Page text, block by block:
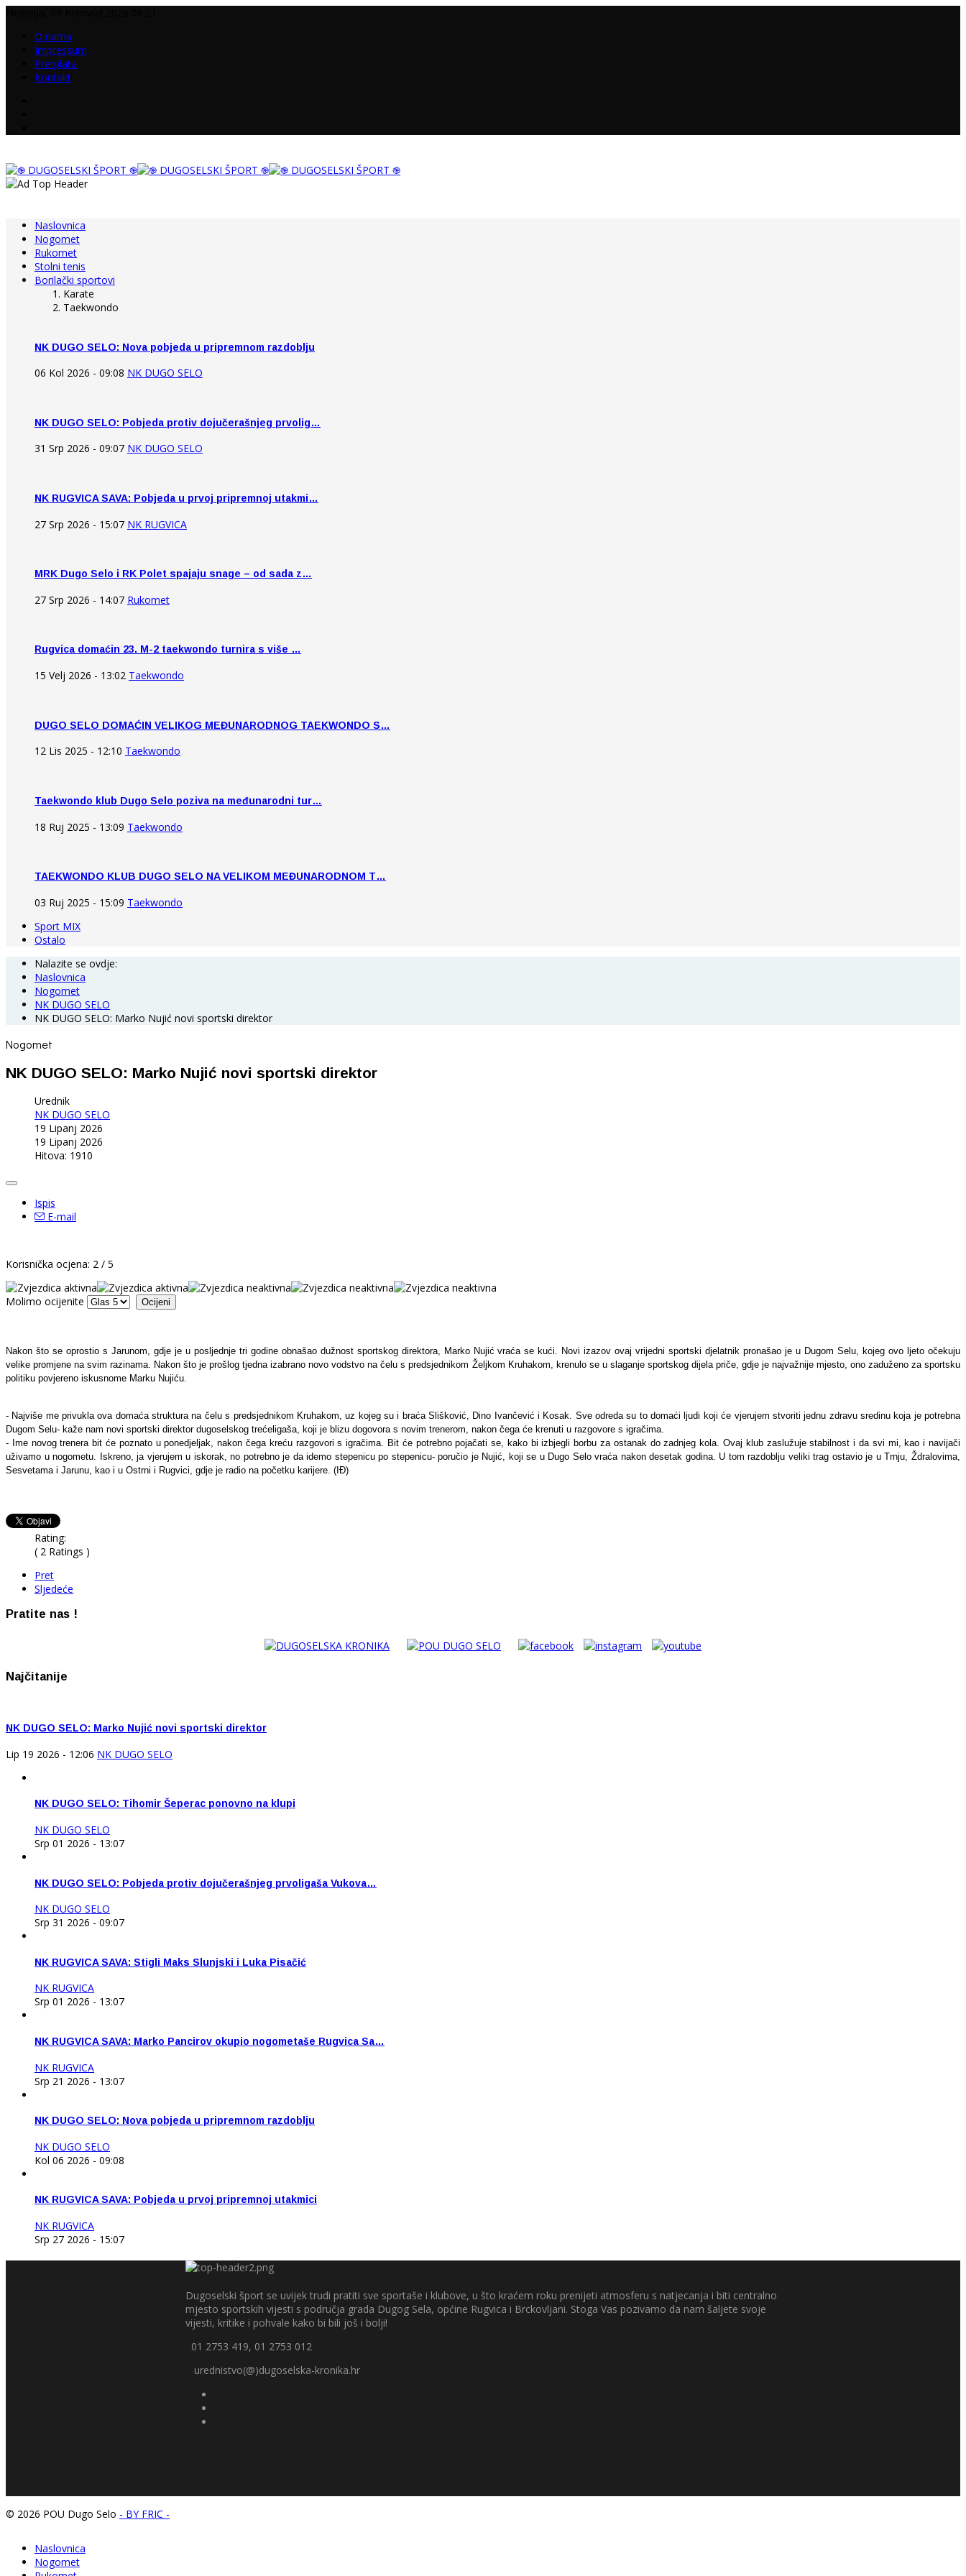
O nama
Impressum
Pretplata
Kontakt
Naslovnica
Nogomet
Rukomet
Stolni tenis
Borilački sportovi
Karate
Taekwondo
NK DUGO SELO: Nova pobjeda u pripremnom razdoblju
06 Kol 2026 - 09:08 NK DUGO SELO
NK DUGO SELO: Pobjeda protiv dojučerašnjeg prvolig…
31 Srp 2026 - 09:07 NK DUGO SELO
NK RUGVICA SAVA: Pobjeda u prvoj pripremnoj utakmi…
27 Srp 2026 - 15:07 NK RUGVICA
MRK Dugo Selo i RK Polet spajaju snage – od sada z…
27 Srp 2026 - 14:07 Rukomet
Rugvica domaćin 23. M-2 taekwondo turnira s više …
15 Velj 2026 - 13:02 Taekwondo
DUGO SELO DOMAĆIN VELIKOG MEĐUNARODNOG TAEKWONDO S…
12 Lis 2025 - 12:10 Taekwondo
Taekwondo klub Dugo Selo poziva na međunarodni tur…
18 Ruj 2025 - 13:09 Taekwondo
TAEKWONDO KLUB DUGO SELO NA VELIKOM MEĐUNARODNOM T…
03 Ruj 2025 - 15:09 Taekwondo
Sport MIX
Ostalo
Nalazite se ovdje:
Naslovnica
Nogomet
NK DUGO SELO
NK DUGO SELO: Marko Nujić novi sportski direktor
Nogomet
NK DUGO SELO: Marko Nujić novi sportski direktor
Urednik
NK DUGO SELO
19 Lipanj 2026
19 Lipanj 2026
Hitova: 1910
Ispis
E-mail
Korisnička ocjena: 2 / 5
Molimo ocijenite
Nakon što se oprostio s Jarunom, gdje je u posljednje tri godine obnašao dužnost sportskog direktora, Marko Nujić vraća se kući. Novi izazov ovaj vrijedni sportski djelatnik pronašao je u Dugom Selu, kojeg ovo ljeto očekuju
velike promjene na svim razinama. Nakon što je prošlog tjedna izabrano novo vodstvo na čelu s predsjednikom Željkom Kruhakom, krenulo se u slaganje sportskog dijela priče, gdje je najvažnije mjesto, ono zaduženo za sportsku
politiku povjereno iskusnome Marku Nujiću.
- Najviše me privukla ova domaća struktura na čelu s predsjednikom Kruhakom, uz kojeg su i braća Slišković, Dino Ivančević i Kosak. Sve odreda su to domaći ljudi koji će vjerujem stvoriti jednu zdravu sredinu koja je potrebna
Dugom Selu- kaže nam novi sportski direktor dugoselskog trećeligaša, koji je blizu dogovora s novim trenerom, nakon čega će krenuti u razgovore s igračima.
- Ime novog trenera bit će poznato u ponedjeljak, nakon čega kreću razgovori s igračima. Bit će potrebno pojačati se, kako bi izbjegli borbu za ostanak do zadnjeg kola. Ovaj klub zaslužuje stabilnost i da svi mi, kao i navijači
uživamo u nogometu. Iskreno, ja vjerujem u iskorak, no potrebno je da idemo stepenicu po stepenicu- poručio je Nujić, koji se u Dugo Selo vraća nakon desetak godina. U tom razdoblju veliki trag ostavio je u Trnju, Ždralovima,
Sesvetama i Jarunu, kao i u Ostrni i Rugvici, gdje je radio na početku karijere. (IĐ)
Rating:
( 2 Ratings )
Pret
Sljedeće
Pratite nas !
Najčitanije
NK DUGO SELO: Marko Nujić novi sportski direktor
Lip 19 2026 - 12:06 NK DUGO SELO
NK DUGO SELO: Tihomir Šeperac ponovno na klupi
NK DUGO SELO
Srp 01 2026 - 13:07
NK DUGO SELO: Pobjeda protiv dojučerašnjeg prvoligaša Vukova…
NK DUGO SELO
Srp 31 2026 - 09:07
NK RUGVICA SAVA: Stigli Maks Slunjski i Luka Pisačić
NK RUGVICA
Srp 01 2026 - 13:07
NK RUGVICA SAVA: Marko Pancirov okupio nogometaše Rugvica Sa…
NK RUGVICA
Srp 21 2026 - 13:07
NK DUGO SELO: Nova pobjeda u pripremnom razdoblju
NK DUGO SELO
Kol 06 2026 - 09:08
NK RUGVICA SAVA: Pobjeda u prvoj pripremnoj utakmici
NK RUGVICA
Srp 27 2026 - 15:07
Dugoselski šport se uvijek trudi pratiti sve sportaše i klubove, u što kraćem roku prenijeti atmosferu s natjecanja i biti centralno
mjesto sportskih vijesti s područja grada Dugog Sela, općine Rugvica i Brckovljani. Stoga Vas pozivamo da nam šaljete svoje
vijesti, kritike i pohvale kako bi bili još i bolji!
01 2753 419, 01 2753 012
urednistvo(@)dugoselska-kronika.hr
© 2026 POU Dugo Selo - BY FRIC -
Naslovnica
Nogomet